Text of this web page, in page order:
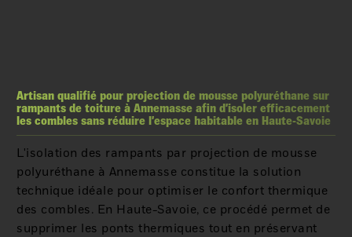
Artisan qualifié pour projection de mousse polyuréthane sur
rampants de toiture à Annemasse afin d’isoler efficacement
les combles sans réduire l’espace habitable en Haute-Savoie
L'isolation des rampants par projection de mousse
polyuréthane à Annemasse constitue la solution
technique idéale pour optimiser le confort thermique
des combles. En Haute-Savoie, ce procédé permet de
supprimer les ponts thermiques tout en préservant